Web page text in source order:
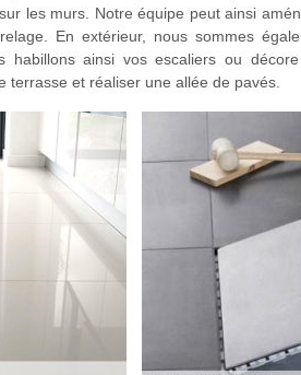
les murs. Notre équipe peut ainsi
En extérieur, nous sommes
habillons ainsi vos escaliers ou
terrasse et réaliser une allée de pavés.